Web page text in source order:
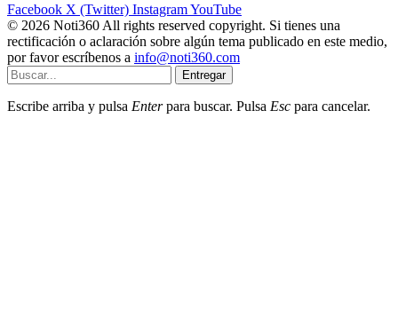
Facebook X (Twitter) InstagramYouTube
© 2026 Noti360 All rights reserved copyright. Si tienes una
rectificación o aclaración sobre algún tema publicado en este medio,
por favor escríbenos a info@noti360.com
Entregar
Escribe arriba y pulsa Enterpara buscar. Pulsa Esc para cancelar.